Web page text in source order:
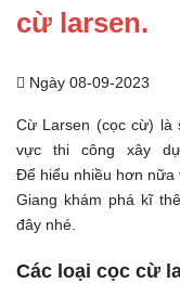
cừ larsen.
Ngày 08-09-2023
Cừ Larsen (cọc cừ) là
vực thi công xây
Để hiểu nhiều hơn nữa
Giang khám phá kĩ
đây nhé.
Các loại cọc cừ